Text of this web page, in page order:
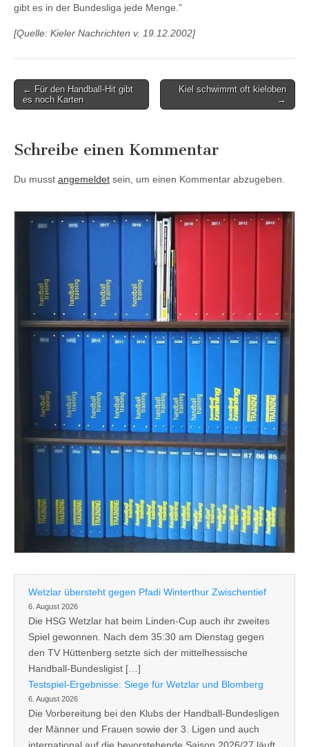
gibt es in der Bundesliga jede Menge.”
[Quelle: Kieler Nachrichten v. 19.12.2002]
Post
navigation
← Für den Handball-Hit gibt
es noch Karten
Kiel schwimmt oft kieloben
→
Schreibe einen Kommentar
Du musst angemeldet sein, um einen Kommentar abzugeben.
Wetzlar übersteht gegen Pfadi Winterthur Zwischentief
6. August 2026
Die HSG Wetzlar hat beim Linden-Cup auch ihr zweites
Spiel gewonnen. Nach dem 35:30 am Dienstag gegen
den TV Hüttenberg setzte sich der mittelhessische
Handball-Bundesligist […]
Testspiel-Ergebnisse: Siege für Wetzlar und Blomberg
6. August 2026
Die Vorbereitung bei den Klubs der Handball-Bundesligen
der Männer und Frauen sowie der 3. Ligen und auch